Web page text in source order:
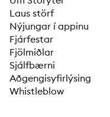
Laus störf
Nýjungar í appinu
Fjárfestar
Fjölmiðlar
Sjálfbærni
Aðgengisyfirlýsing
Whistleblow